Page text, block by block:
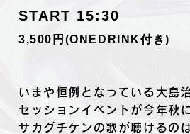
START 15:30
3,500円(ONEDRINK付き)
いまや恒例となっている大島
セッションイベントが今年秋
サカグチケンの歌が聴けるの